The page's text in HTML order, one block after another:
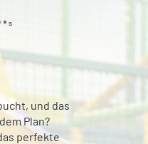
und das
Plan?
perfekte